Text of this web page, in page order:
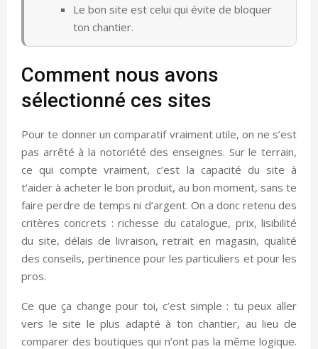
Le bon site est celui qui évite de bloquer
ton chantier.
Comment nous avons
sélectionné ces sites
Pour te donner un comparatif vraiment utile, on ne s’est
pas arrêté à la notoriété des enseignes. Sur le terrain,
ce qui compte vraiment, c’est la capacité du site à
t’aider à acheter le bon produit, au bon moment, sans te
faire perdre de temps ni d’argent. On a donc retenu des
critères concrets : richesse du catalogue, prix, lisibilité
du site, délais de livraison, retrait en magasin, qualité
des conseils, pertinence pour les particuliers et pour les
pros.
Ce que ça change pour toi, c’est simple : tu peux aller
vers le site le plus adapté à ton chantier, au lieu de
comparer des boutiques qui n’ont pas la même logique.